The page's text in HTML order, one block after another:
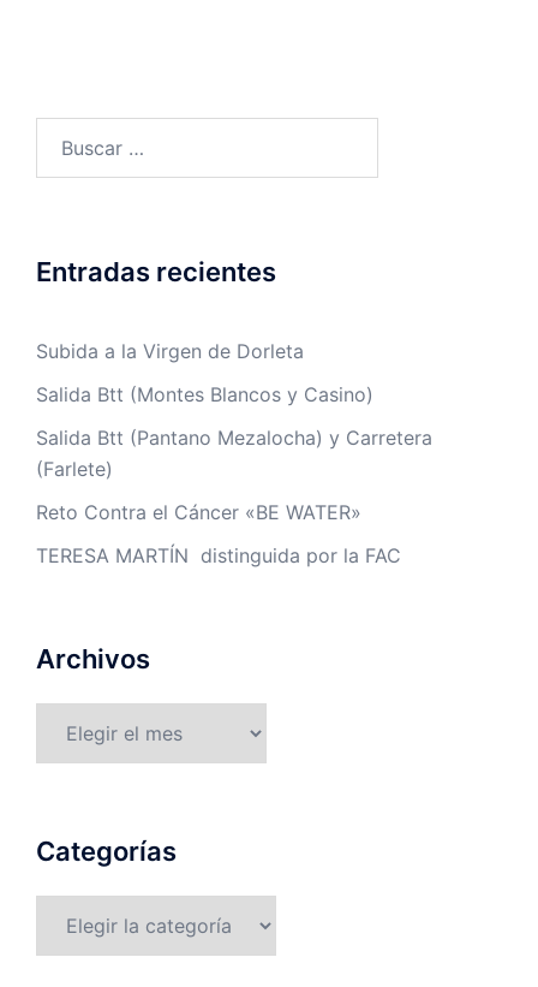
Entradas recientes
Subida a la Virgen de Dorleta
Salida Btt (Montes Blancos y Casino)
Salida Btt (Pantano Mezalocha) y Carretera
(Farlete)
Reto Contra el Cáncer «BE WATER»
TERESA MARTÍN distinguida por la FAC
Archivos
Categorías